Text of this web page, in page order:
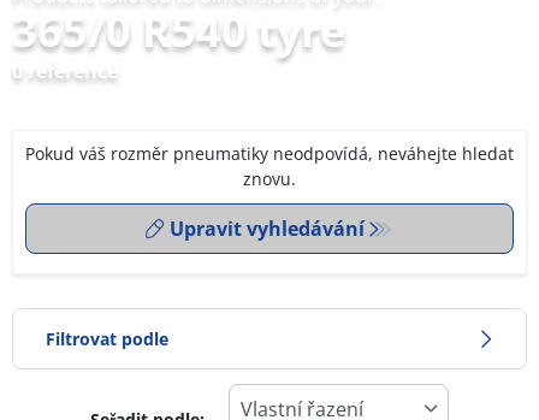
365/0 R540 tyre
0 reference
Pokud váš rozměr pneumatiky neodpovídá, neváhejte hledat
znovu.
Upravit vyhledávání
Filtrovat podle